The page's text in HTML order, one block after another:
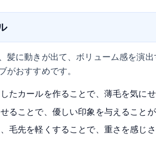
髪に動きが出て、ボリューム感を演
がおすすめです。
たカールを作ることで、薄毛を気に
ることで、優しい印象を与えることが
毛先を軽くすることで、重さを感じ